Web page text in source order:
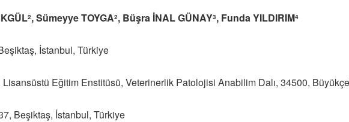
2, Sümeyye TOYGA2, Büşra İNAL GÜNAY3, Funda YILDIRIM4
İstanbul, Türkiye
Eğitim Enstitüsü, Veterinerlik Patolojisi Anabilim Dalı, 34500,
Beşiktaş, İstanbul, Türkiye